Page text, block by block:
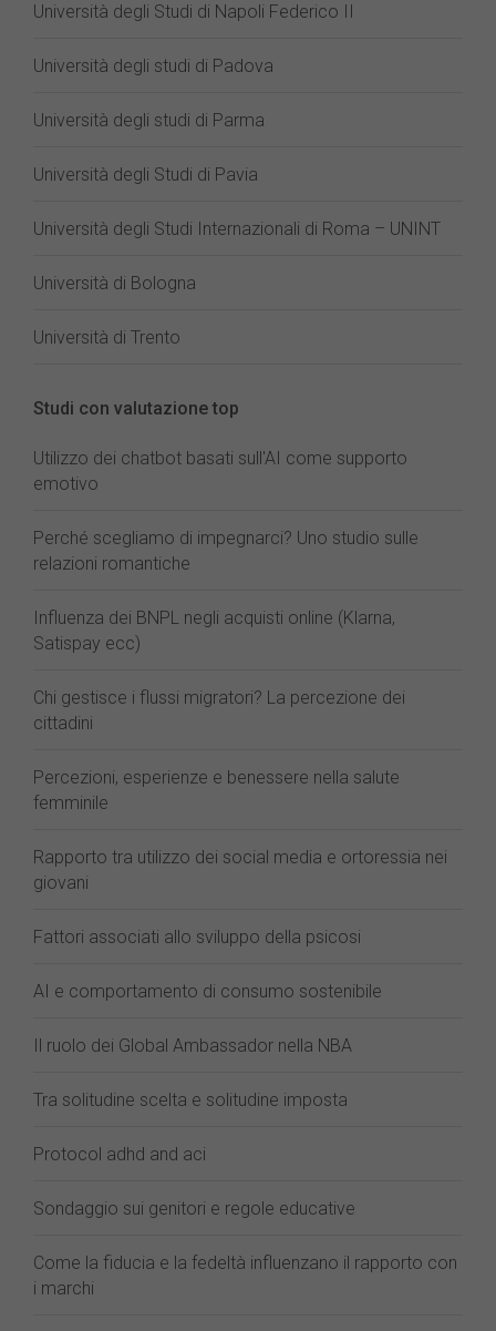
Università degli Studi di Napoli Federico II
Università degli studi di Padova
Università degli studi di Parma
Università degli Studi di Pavia
Università degli Studi Internazionali di Roma – UNINT
Università di Bologna
Università di Trento
Studi con valutazione top
Utilizzo dei chatbot basati sull'AI come supporto
emotivo
Perché scegliamo di impegnarci? Uno studio sulle
relazioni romantiche
Influenza dei BNPL negli acquisti online (Klarna,
Satispay ecc)
Chi gestisce i flussi migratori? La percezione dei
cittadini
Percezioni, esperienze e benessere nella salute
femminile
Rapporto tra utilizzo dei social media e ortoressia nei
giovani
Fattori associati allo sviluppo della psicosi
AI e comportamento di consumo sostenibile
Il ruolo dei Global Ambassador nella NBA
Tra solitudine scelta e solitudine imposta
Protocol adhd and aci
Sondaggio sui genitori e regole educative
Come la fiducia e la fedeltà influenzano il rapporto con
i marchi